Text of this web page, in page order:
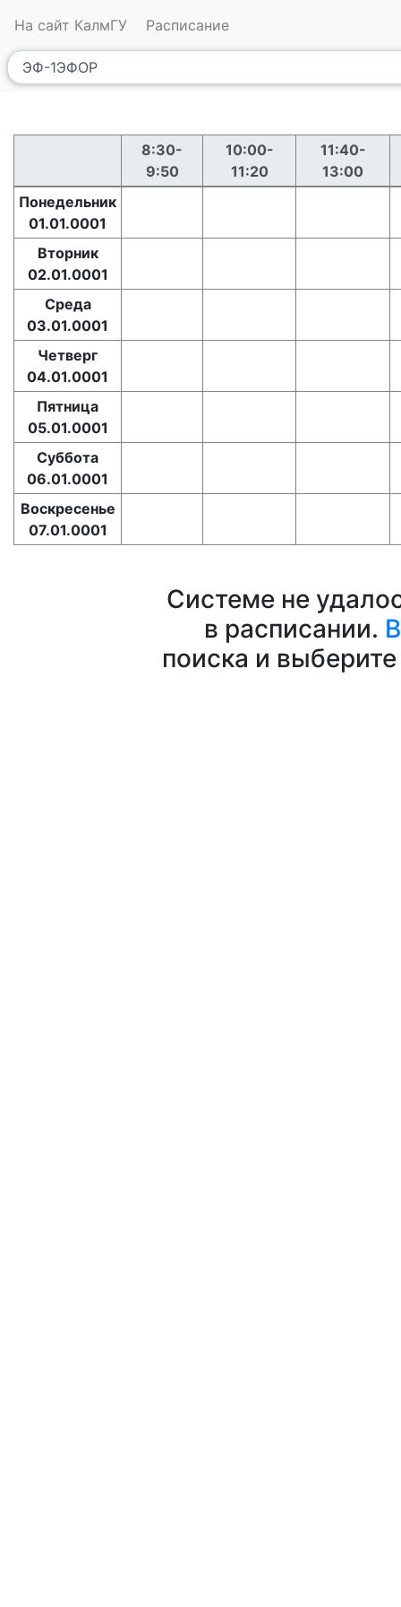
На сайт КалмГУ Расписание
8:30-
9:50
10:00-
11:20
11:40-
13:00
Понедельник
01.01.0001
Вторник
02.01.0001
Среда
03.01.0001
Четверг
04.01.0001
Пятница
05.01.0001
Суббота
06.01.0001
Воскресенье
07.01.0001
Системе не
в расписании.
поиска и